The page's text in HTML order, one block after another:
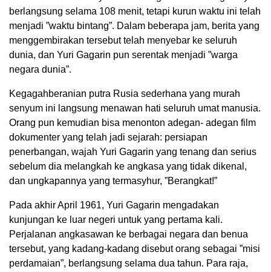
berlangsung selama 108 menit, tetapi kurun waktu ini telah
menjadi ”waktu bintang”. Dalam beberapa jam, berita yang
menggembirakan tersebut telah menyebar ke seluruh
dunia, dan Yuri Gagarin pun serentak menjadi ”warga
negara dunia”.
Kegagahberanian putra Rusia sederhana yang murah
senyum ini langsung menawan hati seluruh umat manusia.
Orang pun kemudian bisa menonton adegan- adegan film
dokumenter yang telah jadi sejarah: persiapan
penerbangan, wajah Yuri Gagarin yang tenang dan serius
sebelum dia melangkah ke angkasa yang tidak dikenal,
dan ungkapannya yang termasyhur, ”Berangkat!”
Pada akhir April 1961, Yuri Gagarin mengadakan
kunjungan ke luar negeri untuk yang pertama kali.
Perjalanan angkasawan ke berbagai negara dan benua
tersebut, yang kadang-kadang disebut orang sebagai ”misi
perdamaian”, berlangsung selama dua tahun. Para raja,